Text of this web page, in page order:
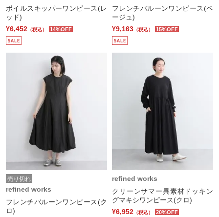
ボイルスキッパーワンピース(レ
ッド)
¥6,452 （税込） 14%OFF
フレンチバルーンワンピース(ベ
ージュ)
¥9,163 （税込） 15%OFF
売り切れ
refined works
フレンチバルーンワンピース(ク
ロ)
refined works
クリーンサマー異素材ドッキン
グマキシワンピース(クロ)
¥6,952 （税込） 20%OFF